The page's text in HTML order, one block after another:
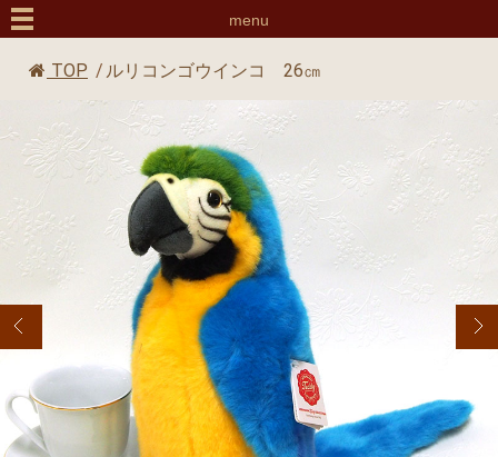
menu
TOP / ルリコンゴウインコ 26㎝